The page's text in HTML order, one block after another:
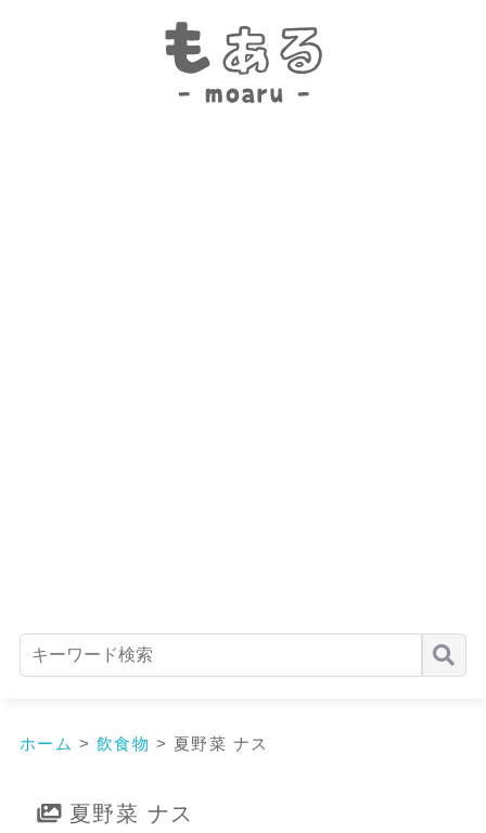
ホーム > 飲食物 > 夏野菜 ナス
夏野菜 ナス